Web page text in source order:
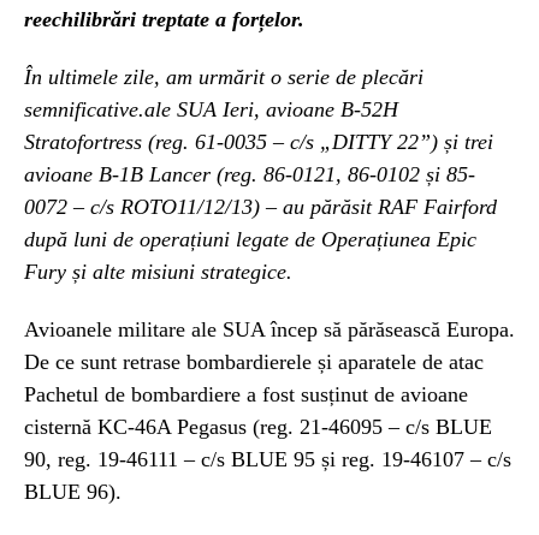
reechilibrări treptate a forțelor.
În ultimele zile, am urmărit o serie de plecări
semnificative.ale SUA Ieri, avioane B-52H
Stratofortress (reg. 61-0035 – c/s „DITTY 22”) și trei
avioane B-1B Lancer (reg. 86-0121, 86-0102 și 85-
0072 – c/s ROTO11/12/13) – au părăsit RAF Fairford
după luni de operațiuni legate de Operațiunea Epic
Fury și alte misiuni strategice.
Avioanele militare ale SUA încep să părăsească Europa.
De ce sunt retrase bombardierele și aparatele de atac
Pachetul de bombardiere a fost susținut de avioane
cisternă KC-46A Pegasus (reg. 21-46095 – c/s BLUE
90, reg. 19-46111 – c/s BLUE 95 și reg. 19-46107 – c/s
BLUE 96).